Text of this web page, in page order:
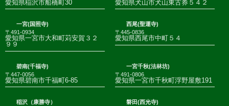
愛知県稲沢市船橋町30 愛知県犬山市犬山東古券５４２
一宮(国照寺)
〒491-0934
愛知県一宮市大和町苅安賀３２
９９
西尾(聖運寺)
〒445-0836
愛知県西尾市中町５４
碧南(千福寺)
〒447-0056
愛知県碧南市千福町6-85
一宮千秋(法林坊)
〒491-0806
愛知県一宮市千秋町浮野屋敷191
稲沢（康勝寺）
磐田(西光寺)